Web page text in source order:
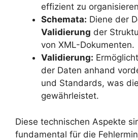
effizient zu
Schemata: Diene der
Validierung der
von XML-Dokumenten.
Validierung:
der Daten anhand
und Standards, was
gewährleistet.
Diese technischen Aspekte
fundamental für die